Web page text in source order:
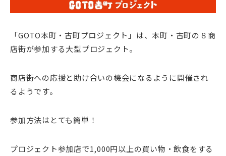
「GOTO本町・古町プロジェクト」は、本町・古町の８商
店街が参加する大型プロジェクト。
商店街への応援と助け合いの機会になるように開催され
るようです。
参加方法はとても簡単！
プロジェクト参加店で1,000円以上の買い物・飲食をする